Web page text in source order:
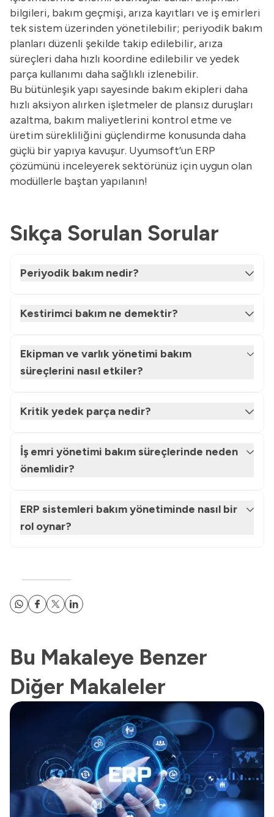
bilgileri, bakım geçmişi, arıza kayıtları ve iş emirleri
tek sistem üzerinden yönetilebilir; periyodik bakım
planları düzenli şekilde takip edilebilir, arıza
süreçleri daha hızlı koordine edilebilir ve yedek
parça kullanımı daha sağlıklı izlenebilir.
Bu bütünleşik yapı sayesinde bakım ekipleri daha
hızlı aksiyon alırken işletmeler de plansız duruşları
azaltma, bakım maliyetlerini kontrol etme ve
üretim sürekliliğini güçlendirme konusunda daha
güçlü bir yapıya kavuşur. Uyumsoft’un ERP
çözümünü inceleyerek sektörünüz için uygun olan
modüllerle baştan yapılanın!
Sıkça Sorulan Sorular
Periyodik bakım nedir?
Kestirimci bakım ne demektir?
Ekipman ve varlık yönetimi bakım
süreçlerini nasıl etkiler?
Kritik yedek parça nedir?
İş emri yönetimi bakım süreçlerinde neden
önemlidir?
ERP sistemleri bakım yönetiminde nasıl bir
rol oynar?
Bu Makaleye Benzer
Diğer Makaleler